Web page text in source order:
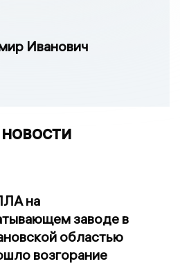
Иванович
на
заводе в
областью
возгорание